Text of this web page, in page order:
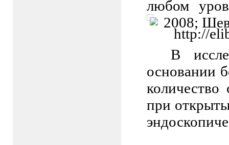
любом
2008;
В
основании
при